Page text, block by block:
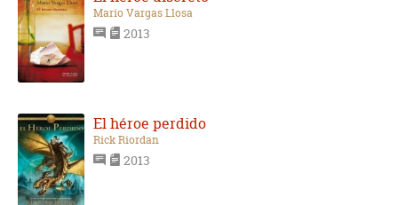
Mario Vargas Llosa
2013
El héroe perdido
Rick Riordan
2013